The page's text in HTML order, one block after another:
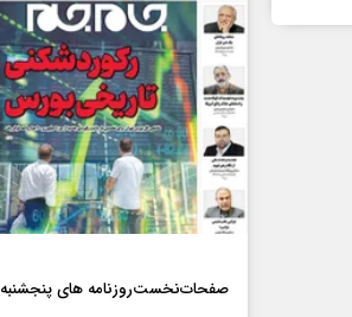
صفحات‌نخست‌روزنامه ها‌ی پنجشنبه‌۱۵ مردادماه